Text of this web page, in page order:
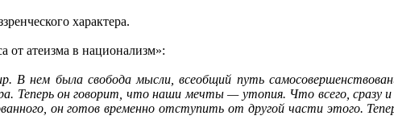
характера.
от атеизма в национализм»:
нем была свобода мысли, всеобщий путь
Теперь он говорит, что наши мечты — утопия. Что всего, сразу и
он готов временно отступить от другой части этого.